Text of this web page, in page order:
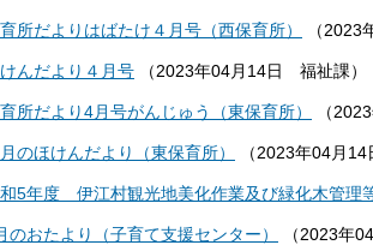
所だよりはばたけ４月号（西保育所） （ 2023
んだより４月号 （ 2023年04月14日 福祉課 ）
所だより4月号がんじゅう（東保育所） （
のほけんだより（東保育所） （ 2023年04月14
5年度 伊江村観光地美化作業及び緑化木管理
のおたより（子育て支援センター） （ 2023年